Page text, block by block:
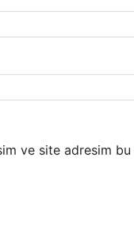
ve site adresim